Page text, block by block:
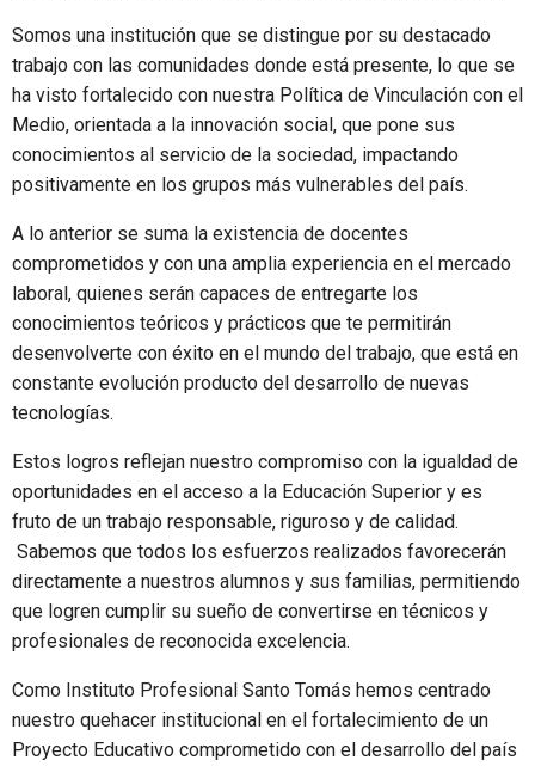
Somos una institución que se distingue por su destacado
trabajo con las comunidades donde está presente, lo que se
ha visto fortalecido con nuestra Política de Vinculación con el
Medio, orientada a la innovación social, que pone sus
conocimientos al servicio de la sociedad, impactando
positivamente en los grupos más vulnerables del país.
A lo anterior se suma la existencia de docentes
comprometidos y con una amplia experiencia en el mercado
laboral, quienes serán capaces de entregarte los
conocimientos teóricos y prácticos que te permitirán
desenvolverte con éxito en el mundo del trabajo, que está en
constante evolución producto del desarrollo de nuevas
tecnologías.
Estos logros reflejan nuestro compromiso con la igualdad de
oportunidades en el acceso a la Educación Superior y es
fruto de un trabajo responsable, riguroso y de calidad.
Sabemos que todos los esfuerzos realizados favorecerán
directamente a nuestros alumnos y sus familias, permitiendo
que logren cumplir su sueño de convertirse en técnicos y
profesionales de reconocida excelencia.
Como Instituto Profesional Santo Tomás hemos centrado
nuestro quehacer institucional en el fortalecimiento de un
Proyecto Educativo comprometido con el desarrollo del país